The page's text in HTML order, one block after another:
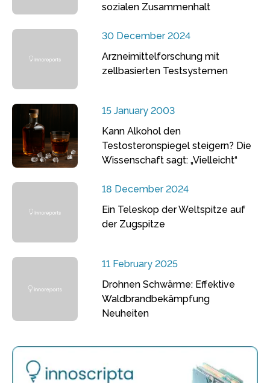
sozialen Zusammenhalt
30 December 2024
Arzneimittelforschung mit
zellbasierten Testsystemen
15 January 2003
Kann Alkohol den
Testosteronspiegel steigern? Die
Wissenschaft sagt: „Vielleicht“
18 December 2024
Ein Teleskop der Weltspitze auf
der Zugspitze
11 February 2025
Drohnen Schwärme: Effektive
Waldbrandbekämpfung
Neuheiten